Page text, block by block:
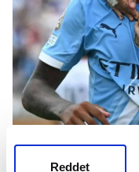
Reddet